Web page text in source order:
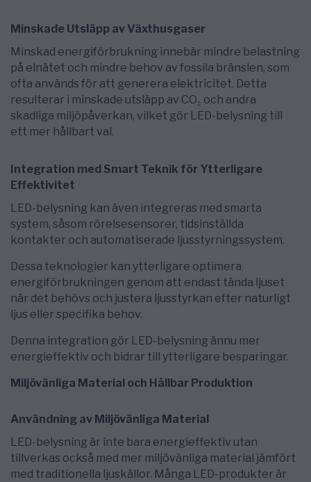
Minskade Utsläpp av Växthusgaser
Minskad energiförbrukning innebär mindre belastning
på elnätet och mindre behov av fossila bränslen, som
ofta används för att generera elektricitet. Detta
resulterar i minskade utsläpp av CO₂ och andra
skadliga miljöpåverkan, vilket gör LED-belysning till
ett mer hållbart val.
Integration med Smart Teknik för Ytterligare
Effektivitet
LED-belysning kan även integreras med smarta
system, såsom rörelsesensorer, tidsinställda
kontakter och automatiserade ljusstyrningssystem.
Dessa teknologier kan ytterligare optimera
energiförbrukningen genom att endast tända ljuset
när det behövs och justera ljusstyrkan efter naturligt
ljus eller specifika behov.
Denna integration gör LED-belysning ännu mer
energieffektiv och bidrar till ytterligare besparingar.
Miljövänliga Material och Hållbar Produktion
Användning av Miljövänliga Material
LED-belysning är inte bara energieffektiv utan
tillverkas också med mer miljövänliga material jämfört
med traditionella ljuskällor. Många LED-produkter är